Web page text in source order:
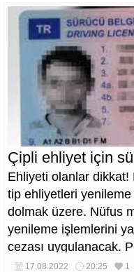
bildirilecek. Gece
kullanırken 'reflektif
Çipli ehliyet için
Ehliyeti olanlar
tip ehliyetleri
dolmak üzere. Nüfus
yenileme işlemlerini
cezası uygulanacak.
Yeni tip çipli ehliyet
17.08.2022 20:25 1